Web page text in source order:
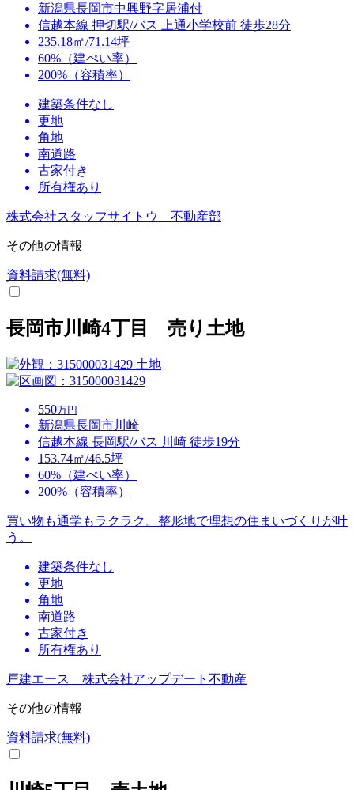
新潟県長岡市中興野字居浦付
信越本線 押切駅/バス 上通小学校前 徒歩28分
235.18㎡/71.14坪
60%（建ぺい率）
200%（容積率）
建築条件なし
更地
角地
南道路
古家付き
所有権あり
株式会社スタッフサイトウ 不動産部
その他の情報
資料請求(無料)
長岡市川崎4丁目 売り土地
土地
550万円
新潟県長岡市川崎
信越本線 長岡駅/バス 川崎 徒歩19分
153.74㎡/46.5坪
60%（建ぺい率）
200%（容積率）
買い物も通学もラクラク。整形地で理想の住まいづくりが叶
う。
建築条件なし
更地
角地
南道路
古家付き
所有権あり
戸建エース 株式会社アップデート不動産
その他の情報
資料請求(無料)